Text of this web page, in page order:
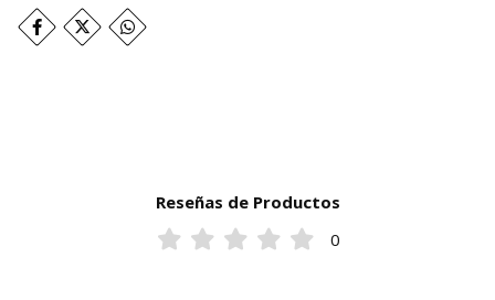
Reseñas de Productos
0